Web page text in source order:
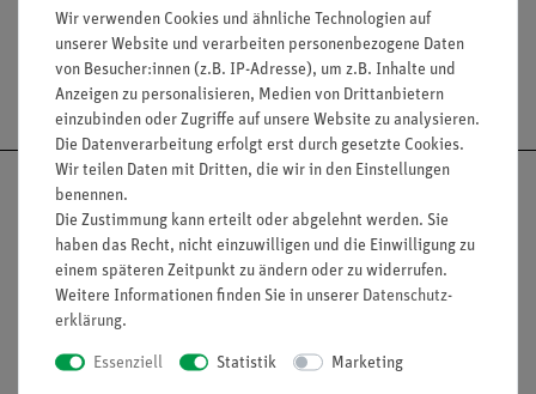
Versandkostenfrei ab 300,- €
Nach oben
Informationen Service
Wir verwenden Cookies und ähnliche Technologien auf
unserer Website und verarbeiten personenbezogene Daten
von Besucher:innen (z.B. IP-Adresse), um z.B. Inhalte und
Anzeigen zu personalisieren, Medien von Drittanbietern
einzubinden oder Zugriffe auf unsere Website zu analysieren.
Die Datenverarbeitung erfolgt erst durch gesetzte Cookies.
Wir teilen Daten mit Dritten, die wir in den Einstellungen
benennen.
Die Zustimmung kann erteilt oder abgelehnt werden. Sie
haben das Recht, nicht einzuwilligen und die Einwilligung zu
einem späteren Zeitpunkt zu ändern oder zu widerrufen.
Weitere Informationen finden Sie in unserer Daten­schutz­
erklärung.
Essenziell Statistik Marketing